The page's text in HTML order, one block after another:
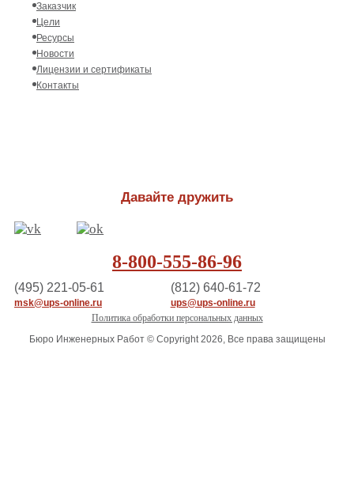
Заказчик
Цели
Ресурсы
Новости
Лицензии и сертификаты
Контакты
Давайте дружить
8-800-555-86-96
(495) 221-05-61
msk@ups-online.ru
(812) 640-61-72
ups@ups-online.ru
Политика обработки персональных данных
Бюро Инженерных Работ © Copyright 2026, Все права защищены